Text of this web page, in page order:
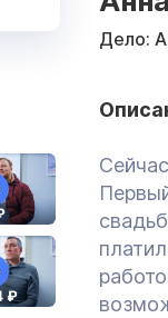
Дело: